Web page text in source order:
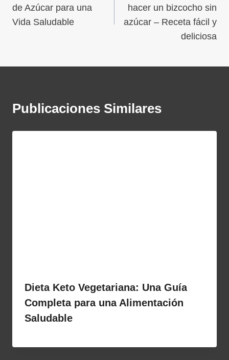
de Azúcar para una
Vida Saludable
hacer un bizcocho sin
azúcar – Receta fácil y
deliciosa
Publicaciones Similares
Dieta Keto Vegetariana: Una Guía
Completa para una Alimentación
Saludable